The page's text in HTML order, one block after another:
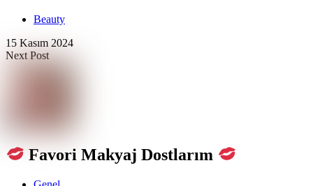
Beauty
15 Kasım 2024
Next Post
Favori Makyaj Dostlarım